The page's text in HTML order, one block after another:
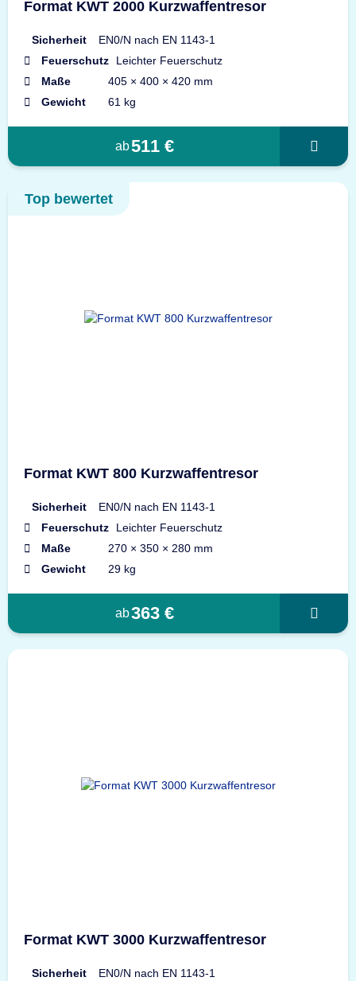
Format KWT 2000 Kurzwaffentresor
Sicherheit
EN0/N nach EN 1143-1
Feuerschutz
Leichter Feuerschutz
Maße
405 × 400 × 420 mm
Gewicht
61 kg
ab511 €
Top bewertet
Format KWT 800 Kurzwaffentresor
Sicherheit
EN0/N nach EN 1143-1
Feuerschutz
Leichter Feuerschutz
Maße
270 × 350 × 280 mm
Gewicht
29 kg
ab363 €
Format KWT 3000 Kurzwaffentresor
Sicherheit
EN0/N nach EN 1143-1